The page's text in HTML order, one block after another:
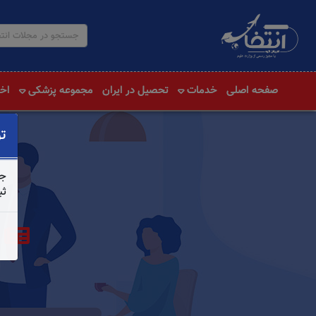
صفحه اصلی خدمات تحصیل در ایران مجموعه پزشکی